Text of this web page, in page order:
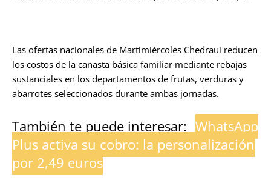
Las ofertas nacionales de Martimiércoles Chedraui reducen
los costos de la canasta básica familiar mediante rebajas
sustanciales en los departamentos de frutas, verduras y
abarrotes seleccionados durante ambas jornadas.
También te puede interesar: WhatsApp
Plus activa su cobro: la personalización
por 2,49 euros